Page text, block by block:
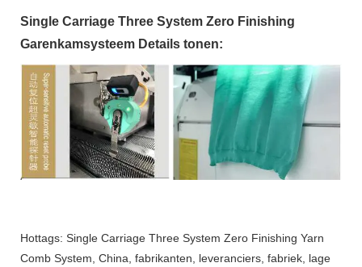
Single Carriage Three System Zero Finishing
Garenkamsysteem Details tonen:
Hottags: Single Carriage Three System Zero Finishing Yarn
Comb System, China, fabrikanten, leveranciers, fabriek, lage